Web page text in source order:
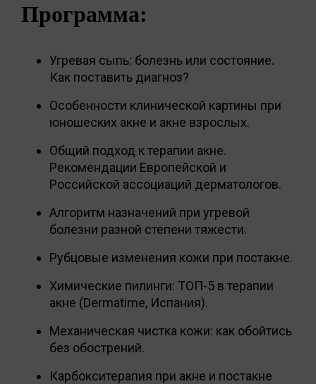
Программа:
Угревая сыпь: болезнь или состояние.
Как поставить диагноз?
Особенности клинической картины при
юношеских акне и акне взрослых.
Общий подход к терапии акне.
Рекомендации Европейской и
Российской ассоциаций дерматологов.
Алгоритм назначений при угревой
болезни разной степени тяжести.
Рубцовые изменения кожи при постакне.
Химические пилинги: ТОП-5 в терапии
акне (Dermatime, Испания).
Механическая чистка кожи: как обойтись
без обострений.
Карбокситерапия при акне и постакне